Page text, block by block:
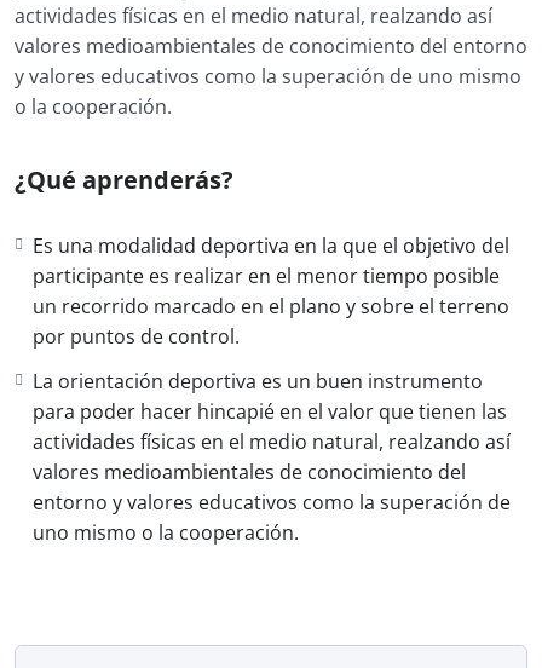
actividades físicas en el medio natural, realzando así
valores medioambientales de conocimiento del entorno
y valores educativos como la superación de uno mismo
o la cooperación.
¿Qué aprenderás?
Es una modalidad deportiva en la que el objetivo del
participante es realizar en el menor tiempo posible
un recorrido marcado en el plano y sobre el terreno
por puntos de control.
La orientación deportiva es un buen instrumento
para poder hacer hincapié en el valor que tienen las
actividades físicas en el medio natural, realzando así
valores medioambientales de conocimiento del
entorno y valores educativos como la superación de
uno mismo o la cooperación.